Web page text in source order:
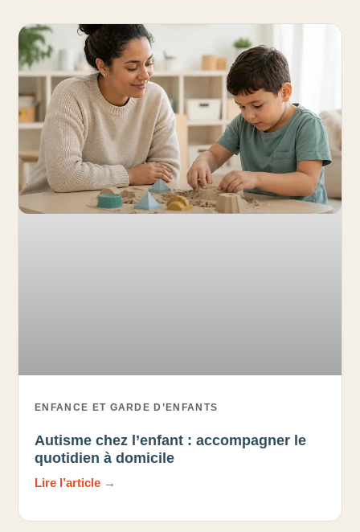
ENFANCE ET GARDE D’ENFANTS
Autisme chez l’enfant : accompagner le
quotidien à domicile
Lire l’article →